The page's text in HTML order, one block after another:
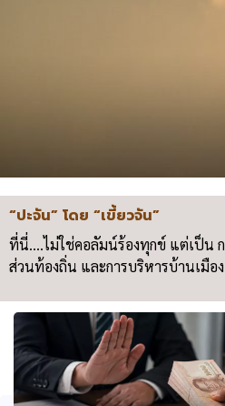
“ปะจัน” โดย “เขี้ยวจัน”
ที่นี่….ไม่ใช่คอลัมน์ร้องทุกข์ แต่เป็น
ส่วนท้องถิ่น และการบริหารบ้านเมือ